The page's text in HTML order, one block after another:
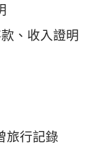
、收入證明
旅行記錄